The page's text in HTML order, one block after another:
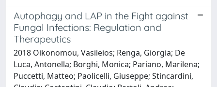
Autophagy and LAP in the Fight against
Fungal Infections: Regulation and
Therapeutics
2018 Oikonomou, Vasileios; Renga, Giorgia; De
Luca, Antonella; Borghi, Monica; Pariano, Marilena;
Puccetti, Matteo; Paolicelli, Giuseppe; Stincardini,